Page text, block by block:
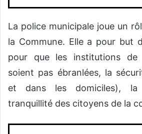
La police municipale joue un
la Commune. Elle a pour but
pour que les institutions de
soient pas ébranlées, la
et dans les domiciles),
tranquillité des citoyens de la